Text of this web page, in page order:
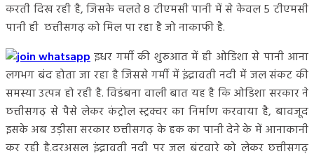
करती दिख रही है, जिसके चलते 8 टीएमसी पानी में से केवल 5 टीएमसी
पानी ही छत्तीसगढ़ को मिल पा रहा है जो नाकाफी है.
इधर गर्मी की शुरुआत में ही ओडिशा से पानी आना
लगभग बंद होता जा रहा है जिससे गर्मी में इंद्रावती नदी में जल संकट की
समस्या उत्पन्न हो रही है. विडंबना वाली बात यह है कि ओडिशा सरकार ने
छत्तीसगढ़ से पैसे लेकर कंट्रोल स्ट्रक्चर का निर्माण करवाया है, बावजूद
इसके अब उड़ीसा सरकार छत्तीसगढ़ के हक का पानी देने के में आनाकानी
कर रही है.दरअसल इंद्रावती नदी पर जल बंटवारे को लेकर छत्तीसगढ़